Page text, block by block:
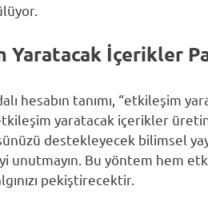
İçerikler
hesabın tanımı, “etkileşim
yaratacak içerikler
destekleyecek bilimsel
unutmayın. Bu yöntem hem
pekiştirecektir.